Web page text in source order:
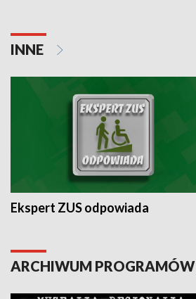
INNE
Ekspert ZUS odpowiada
ARCHIWUM PROGRAMÓW